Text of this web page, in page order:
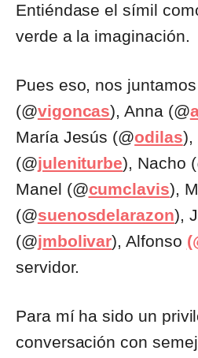
Entiéndase el símil
verde a la imaginación.
Pues eso, nos
(@vigoncas), Anna (@
María Jesús (@odilas),
(@juleniturbe), Nacho
Manel (@cumclavis),
(@suenosdelarazon),
(@jmbolivar), Alfonso
servidor.
Para mí ha sido un
conversación con